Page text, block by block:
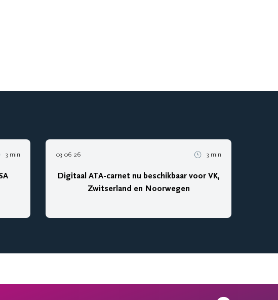
3 min 03 06 26 3 min
Digitaal ATA-carnet nu beschikbaar voor VK,
Zwitserland en Noorwegen